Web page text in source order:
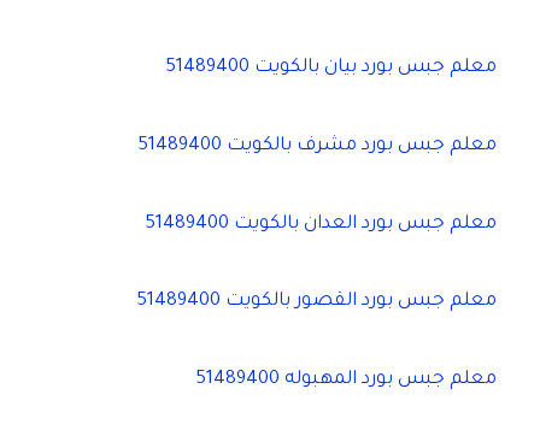
معلم جبس بورد بيان بالكويت 51489400
معلم جبس بورد مشرف بالكويت 51489400
معلم جبس بورد العدان بالكويت 51489400
معلم جبس بورد القصور بالكويت 51489400
معلم جبس بورد المهبوله 51489400